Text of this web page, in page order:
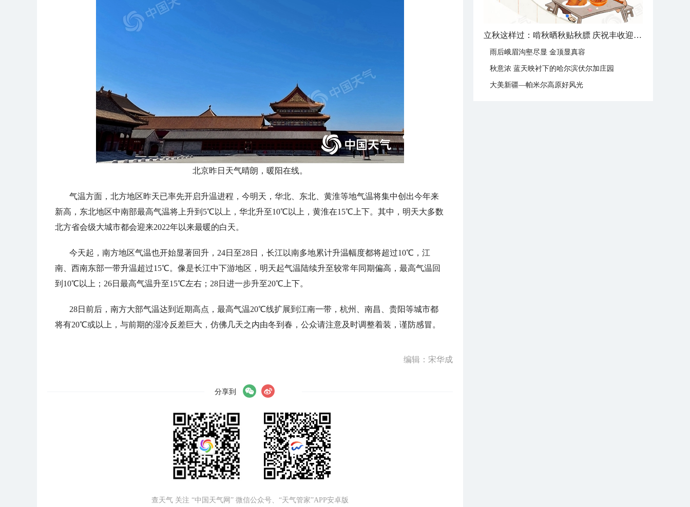
北京昨日天气晴朗，暖阳在线。
气温方面，北方地区昨天已率先开启升温进程，今明天，华北、东北、黄淮等地气温将集中创出今年来
新高，东北地区中南部最高气温将上升到5℃以上，华北升至10℃以上，黄淮在15℃上下。其中，明天大多数
北方省会级大城市都会迎来2022年以来最暖的白天。
今天起，南方地区气温也开始显著回升，24日至28日，长江以南多地累计升温幅度都将超过10℃，江
南、西南东部一带升温超过15℃。像是长江中下游地区，明天起气温陆续升至较常年同期偏高，最高气温回
到10℃以上；26日最高气温升至15℃左右；28日进一步升至20℃上下。
28日前后，南方大部气温达到近期高点，最高气温20℃线扩展到江南一带，杭州、南昌、贵阳等城市都
将有20℃或以上，与前期的湿冷反差巨大，仿佛几天之内由冬到春，公众请注意及时调整着装，谨防感冒。
编辑：宋华成
分享到
查天气 关注 “中国天气网” 微信公众号、“天气管家”APP安卓版
立秋这样过：啃秋晒秋贴秋膘 庆祝丰收迎秋来
雨后峨眉沟壑尽显 金顶显真容
秋意浓 蓝天映衬下的哈尔滨伏尔加庄园
大美新疆—帕米尔高原好风光